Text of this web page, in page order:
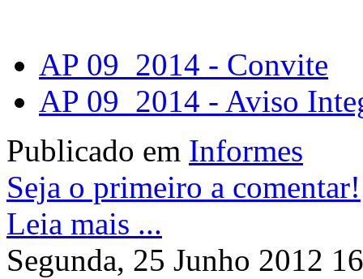
AP 09_2014 - Convite
AP 09_2014 - Aviso
Publicado em Informes
Seja o primeiro a comentar!
Leia mais ...
Segunda, 25 Junho 2012